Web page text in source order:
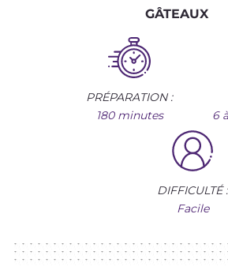
GÂTEAUX
PRÉPARATION :
180 minutes
6
DIFFICULTÉ :
Facile